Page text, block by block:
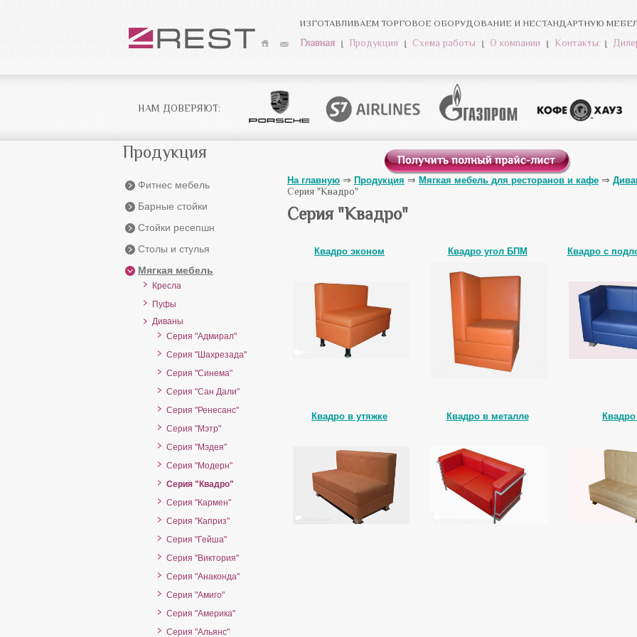
ИЗГОТАВЛИВАЕМ ТОРГОВОЕ ОБОРУДОВАНИЕ И НЕСТАНДАРТНУЮ
Главная Продукция Схема работы О компании Контакты
НАМ ДОВЕРЯЮТ:
Продукция
Фитнес мебель
Барные стойки
Стойки ресепшн
Столы и стулья
Мягкая мебель
Кресла
Пуфы
Диваны
Серия "Адмирал"
Серия "Шахрезада"
Серия "Синема"
Серия "Сан Дали"
Серия "Ренесанс"
Серия "Мэтр"
Серия "Мэдея"
Серия "Модерн"
Серия "Квадро"
Серия "Кармен"
Серия "Каприз"
Серия "Гейша"
Серия "Виктория"
Серия "Анаконда"
Серия "Амиго"
Серия "Америка"
Серия "Альянс"
На главную Продукция Мягкая мебель для ресторанов и кафе
Серия "Квадро"
Серия "Квадро"
Квадро эконом Квадро угол БПМ Квадро с
Квадро в утяжке Квадро в металле Квадро